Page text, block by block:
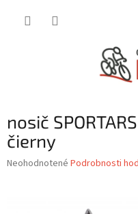
nosič
čierny
Priemerné
Neohodnotené Podrobnosti